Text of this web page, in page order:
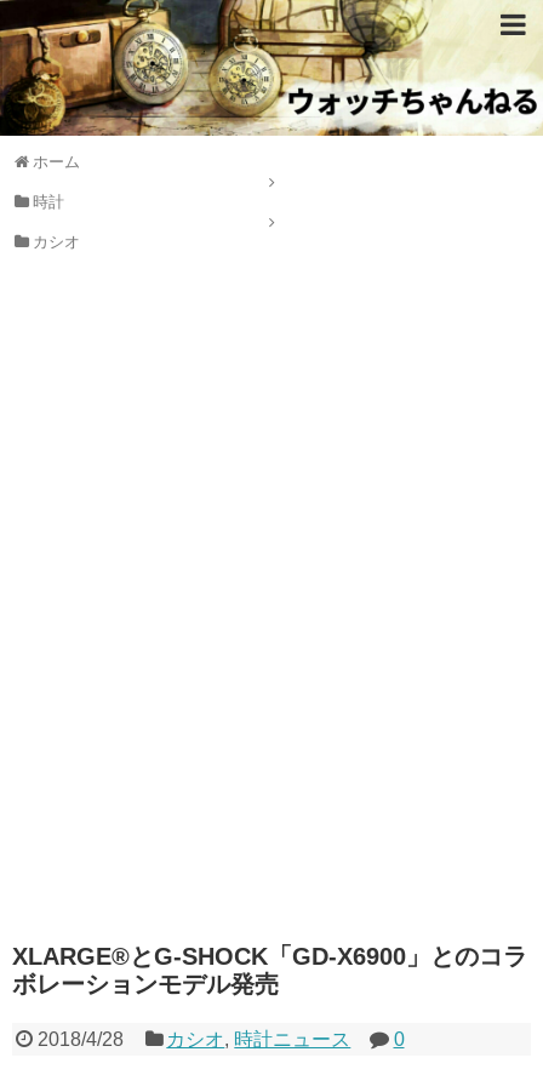
ホーム
時計
カシオ
XLARGE®とG-SHOCK「GD-X6900」とのコラ
ボレーションモデル発売
2018/4/28 カシオ, 時計ニュース 0